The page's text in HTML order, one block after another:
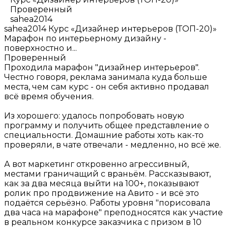
Проверенный
sahea2014
sahea2014 Курс «Дизайнер интерьеров (ТОП-20)»
Марафон по интерьерному дизайну -
поверхностно и...
Проверенный
Проходила марафон "дизайнер интерьеров".
Честно говоря, реклама занимала куда больше
места, чем сам курс - он себя активно продавал
всё время обучения.
Из хорошего: удалось попробовать новую
программу и получить общее представление о
специальности. Домашние работы хоть как-то
проверяли, в чате отвечали - медленно, но всё же.
А вот маркетинг откровенно агрессивный,
местами граничащий с враньём. Рассказывают,
как за два месяца выйти на 100+, показывают
ролик про продвижение на Авито - и всё это
подаётся серьёзно. Работы уровня "порисовала
два часа на марафоне" преподносятся как участие
в реальном конкурсе заказчика с призом в 10